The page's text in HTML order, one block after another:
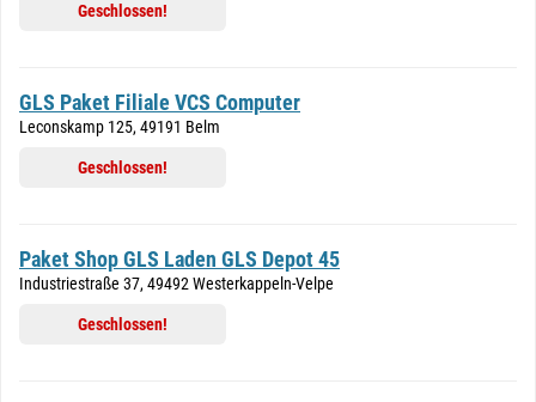
Geschlossen!
GLS Paket Filiale VCS Computer
Leconskamp 125, 49191 Belm
Geschlossen!
Paket Shop GLS Laden GLS Depot 45
Industriestraße 37, 49492 Westerkappeln-Velpe
Geschlossen!